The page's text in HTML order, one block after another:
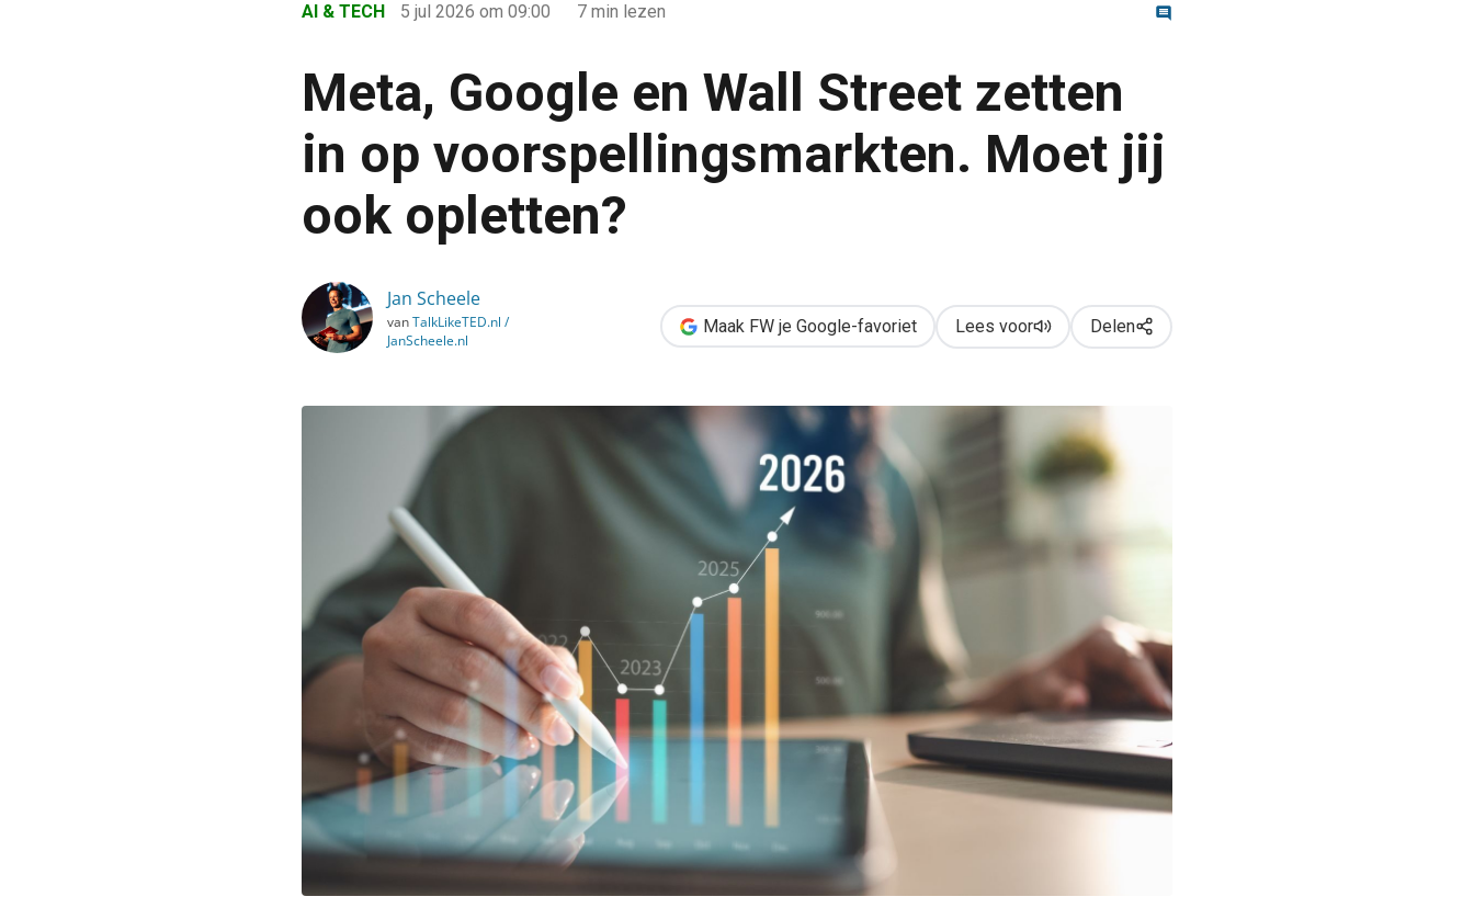
›
AI & Tech
›
Meta, Google en Wall Street zetten in op voorspellingsmarkten. Moet jij ook opletten?
AI & TECH 5 jul 2026 om 09:00 7 min lezen
Meta, Google en Wall Street zetten
in op voorspellingsmarkten. Moet jij
ook opletten?
Jan Scheele
vanTalkLikeTED.nl /
JanScheele.nl
Maak FW je Google-favoriet Lees voor Delen